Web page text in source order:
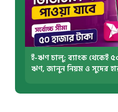
ই-ঋণ চালু: ব্যাংক থেকেই
ঋণ, জানুন নিয়ম ও সুদের